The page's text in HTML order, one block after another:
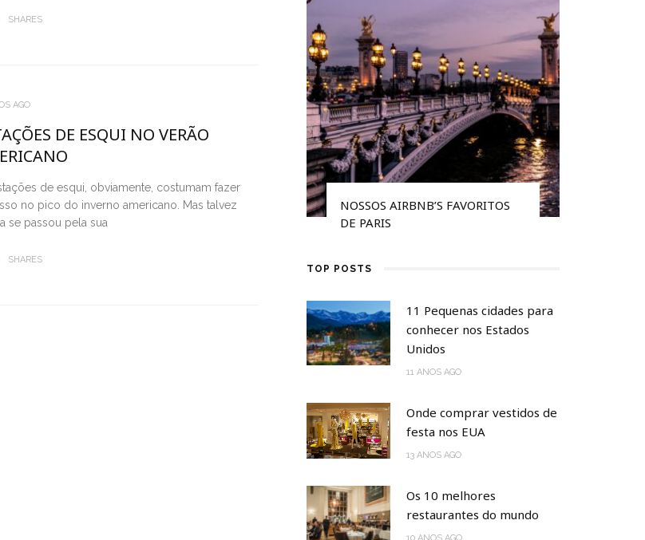
SHARES
AGO
DE ESQUI NO VERÃO
de esqui, obviamente, costumam fazer
no pico do inverno americano. Mas talvez
se passou pela sua
SHARES
FRANCISCO PARA CONHECER NA
NOSSOS AIRBNB’S FAVORITOS
DE PARIS
TOP POSTS
11 Pequenas cidades para
conhecer nos Estados
Unidos
11 ANOS AGO
Onde comprar vestidos de
festa nos EUA
13 ANOS AGO
Os 10 melhores
restaurantes do mundo